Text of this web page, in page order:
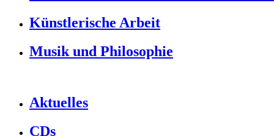
Künstlerische Arbeit
Musik und Philosophie
Aktuelles
CDs